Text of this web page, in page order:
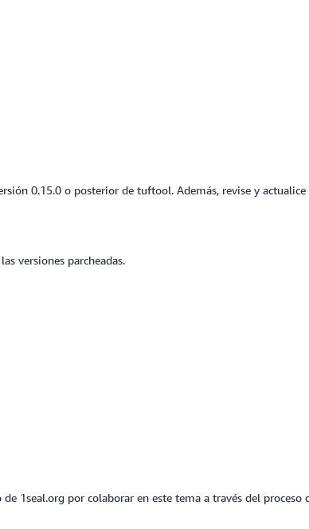
0.15.0 o posterior de tuftool. Además, revise y
versiones parcheadas.
1seal.org por colaborar en este tema a través del proceso